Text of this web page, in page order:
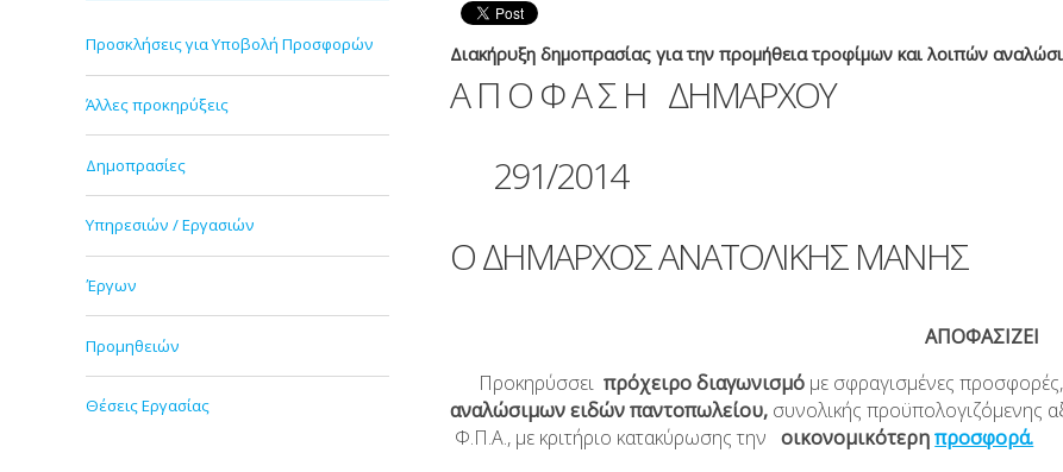
Προσκλήσεις για Υποβολή Προσφορών
Άλλες προκηρύξεις
Δημοπρασίες
Υπηρεσιών / Εργασιών
Έργων
Προμηθειών
Θέσεις Εργασίας
Διακήρυξη δημοπρασίας για την προμήθεια τροφίμων και λοιπών
Α Π Ο Φ Α Σ Η ΔΗΜΑΡΧΟΥ
291/2014
Ο ΔΗΜΑΡΧΟΣ ΑΝΑΤΟΛΙΚΗΣ ΜΑΝΗΣ
ΑΠΟΦΑΣΙΖΕΙ
Προκηρύσσειπρόχειρο διαγωνισμό με σφραγισμένες προσφορές,
αναλώσιμων ειδών παντοπωλείου, συνολικής προϋπολογιζόμενης
Φ.Π.Α., με κριτήριο κατακύρωσης την οικονομικότερηπροσφορά.